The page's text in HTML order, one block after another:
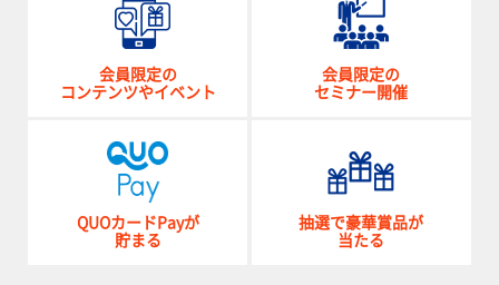
会員限定の
コンテンツやイベント
会員限定の
セミナー開催
QUOカードPayが
貯まる
抽選で豪華賞品が
当たる